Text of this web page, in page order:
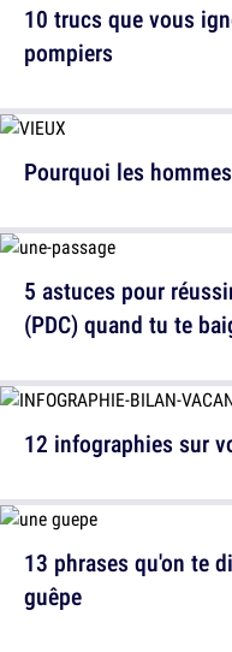
10 trucs que vous
pompiers
5 astuces pour
(PDC) quand tu te
13 phrases qu'on te
guêpe
Pourquoi les
12 infographies sur